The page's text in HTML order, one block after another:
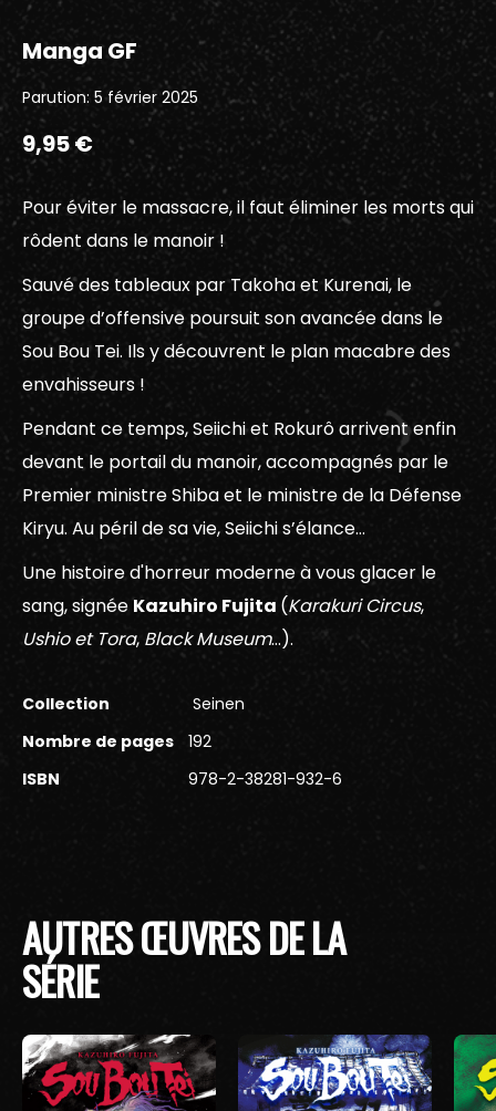
Manga GF
Parution: 5 février 2025
9,95 €
Pour éviter le massacre, il faut éliminer les morts qui
rôdent dans le manoir !
Sauvé des tableaux par Takoha et Kurenai, le
groupe d’offensive poursuit son avancée dans le
Sou Bou Tei. Ils y découvrent le plan macabre des
envahisseurs !
Pendant ce temps, Seiichi et Rokurô arrivent enfin
devant le portail du manoir, accompagnés par le
Premier ministre Shiba et le ministre de la Défense
Kiryu. Au péril de sa vie, Seiichi s’élance…
Une histoire d'horreur moderne à vous glacer le
sang, signée Kazuhiro Fujita (Karakuri Circus,
Ushio et Tora, Black Museum…).
Collection
Seinen
Nombre de pages
192
ISBN
978-2-38281-932-6
AUTRES ŒUVRES DE LA
SÉRIE